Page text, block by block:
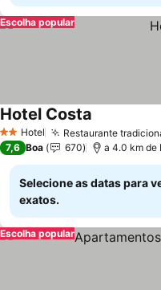
Escolha popular
2 Estrelas
Hotel Restaurante
Hotel Costa
7,6 Boa 670 a 4.0 km de
Selecione as datas para
exatos.
Escolha popular